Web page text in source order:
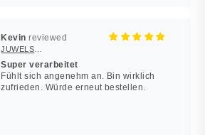
Kevin
Super verarbeitet
Fühlt sich angenehm an. Bin wirklich
zufrieden. Würde erneut bestellen.